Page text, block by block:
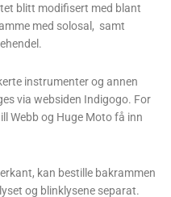
blitt modifisert med blant
med solosal, samt
instrumenter og annen
via websiden Indigogo. For
Webb og Huge Moto få inn
kan bestille bakrammen
og blinklysene separat.